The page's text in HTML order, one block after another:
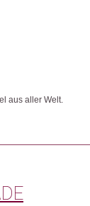
aus aller Welt.